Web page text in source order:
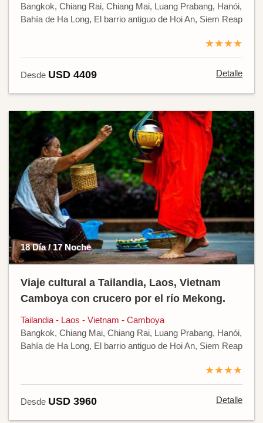
Bangkok, Chiang Rai, Chiang Mai, Luang Prabang, Hanói,
Bahía de Ha Long, El barrio antiguo de Hoi An, Siem Reap
★★★★
Desde USD 4409 Detalle
18 Día / 17 Noche
Viaje cultural a Tailandia, Laos, Vietnam
Camboya con crucero por el río Mekong.
Tailandia - Laos - Vietnam - Camboya
Bangkok, Chiang Mai, Chiang Rai, Luang Prabang, Hanói,
Bahía de Ha Long, El barrio antiguo de Hoi An, Siem Reap
★★★★
Desde USD 3960 Detalle